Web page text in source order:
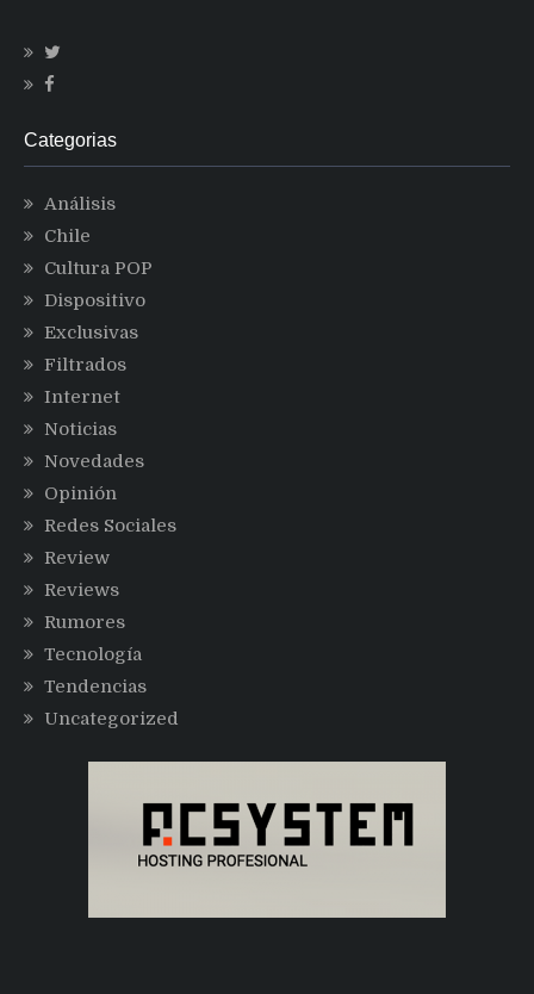
Categorias
Análisis
Chile
Cultura POP
Dispositivo
Exclusivas
Filtrados
Internet
Noticias
Novedades
Opinión
Redes Sociales
Review
Reviews
Rumores
Tecnología
Tendencias
Uncategorized